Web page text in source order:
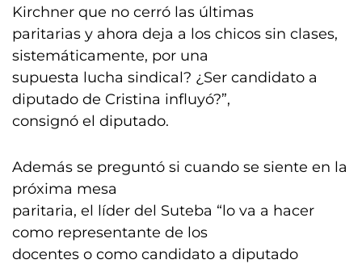
Kirchner que no cerró las últimas
paritarias y ahora deja a los chicos sin clases,
sistemáticamente, por una
supuesta lucha sindical? ¿Ser candidato a
diputado de Cristina influyó?”,
consignó el diputado.
Además se preguntó si cuando se siente en la
próxima mesa
paritaria, el líder del Suteba “lo va a hacer
como representante de los
docentes o como candidato a diputado